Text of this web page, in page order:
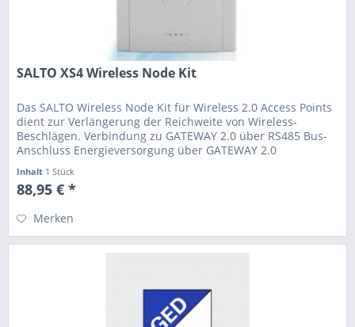
SALTO XS4 Wireless Node Kit
Das SALTO Wireless Node Kit für Wireless 2.0 Access Points
dient zur Verlängerung der Reichweite von Wireless-
Beschlägen. Verbindung zu GATEWAY 2.0 über RS485 Bus-
Anschluss Energieversorgung über GATEWAY 2.0
Inhalt 1 Stück
88,95 € *
Merken